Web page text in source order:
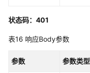
状态码：401
表16 响应Body参数
参数 参数类型